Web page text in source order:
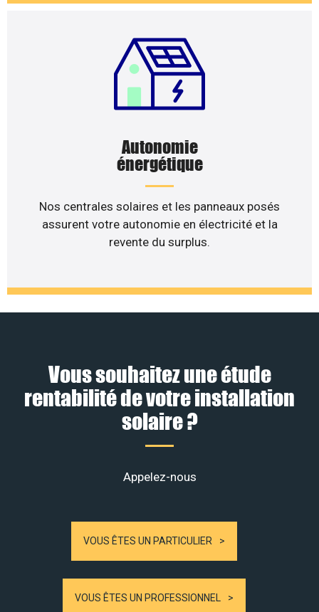
Autonomie
énergétique
Nos centrales solaires et les panneaux posés
assurent votre autonomie en électricité et la
revente du surplus.
Vous souhaitez une étude
rentabilité de votre installation
solaire ?
Appelez-nous
VOUS ÊTES UN PARTICULIER
VOUS ÊTES UN PROFESSIONNEL